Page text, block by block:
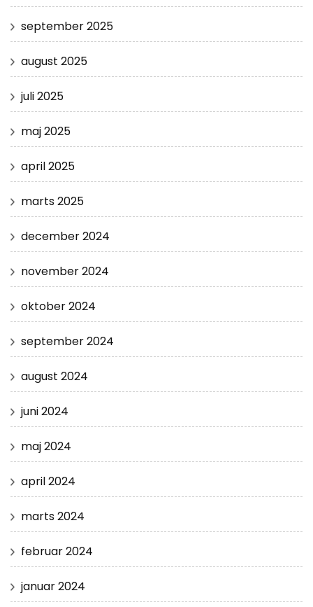
september 2025
august 2025
juli 2025
maj 2025
april 2025
marts 2025
december 2024
november 2024
oktober 2024
september 2024
august 2024
juni 2024
maj 2024
april 2024
marts 2024
februar 2024
januar 2024